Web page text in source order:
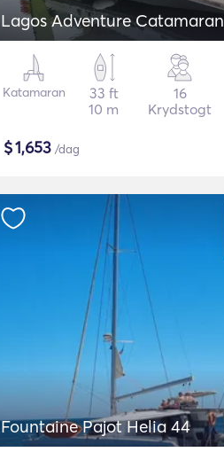
Lagos Adventure Catamaran
Katamaran
33 ft
10 m
16
Krydstogt
$1,653 /dag
Fountaine Pajot Helia 44